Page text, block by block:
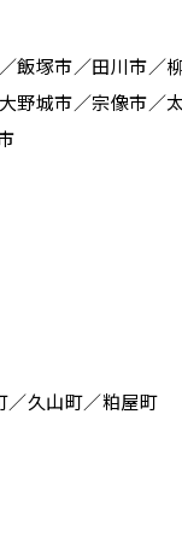
飯塚市／田川市／
野城市／宗像市／
／久山町／粕屋町